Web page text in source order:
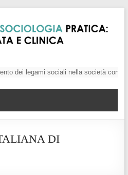
dei legami sociali nella società
DI